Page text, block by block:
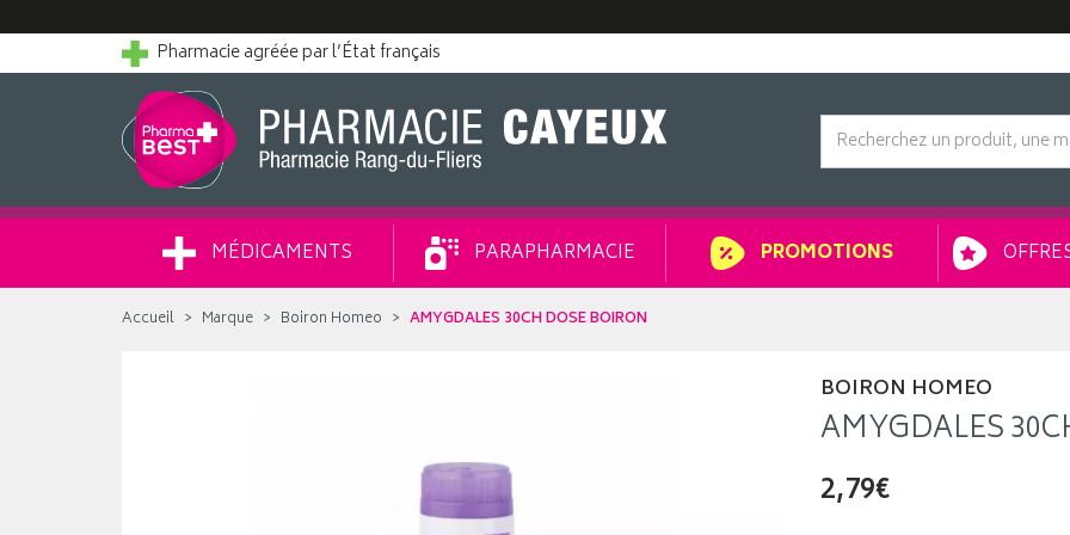
Pharmacie agréée par l’État français
MÉDICAMENTS PARAPHARMACIE PROMOTIONS
Accueil Marque Boiron Homeo AMYGDALES 30CH DOSE BOIRON
BOIRON HOMEO
AMYGDALES
2,79€